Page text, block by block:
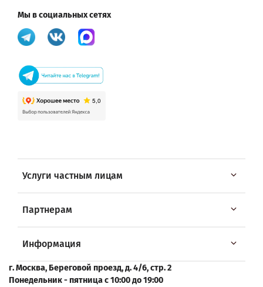
Услуги частным лицам
Партнерам
Информация
Мы в социальных сетях
г. Москва, Береговой проезд, д. 4/6, стр. 2
Понедельник - пятница с 10:00 до 19:00